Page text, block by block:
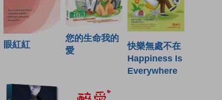
眼紅紅
您的生命我的
愛
快樂無處不在
Happiness Is
Everywhere